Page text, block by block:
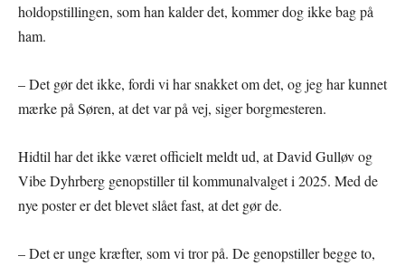
holdopstillingen, som han kalder det, kommer dog ikke bag på
ham.
– Det gør det ikke, fordi vi har snakket om det, og jeg har kunnet
mærke på Søren, at det var på vej, siger borgmesteren.
Hidtil har det ikke været officielt meldt ud, at David Gulløv og
Vibe Dyhrberg genopstiller til kommunalvalget i 2025. Med de
nye poster er det blevet slået fast, at det gør de.
– Det er unge kræfter, som vi tror på. De genopstiller begge to,